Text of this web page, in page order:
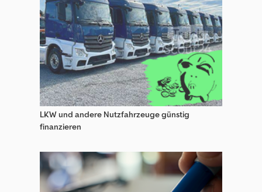
LKW und andere Nutzfahrzeuge günstig
finanzieren